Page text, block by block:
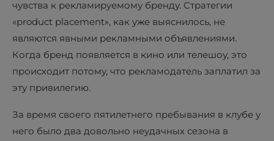
чувства к рекламируемому бренду. Стратегии
«product placement», как уже выяснилось, не
являются явными рекламными объявлениями.
Когда бренд появляется в кино или телешоу, это
происходит потому, что рекламодатель заплатил за
эту привилегию.
За время своего пятилетнего пребывания в клубе у
него было два довольно неудачных сезона в